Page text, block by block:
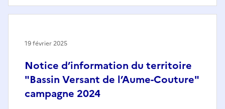
Notice d’information du territoire
"Bassin Versant de l’Aume-Couture"
campagne 2024
19 février 2025